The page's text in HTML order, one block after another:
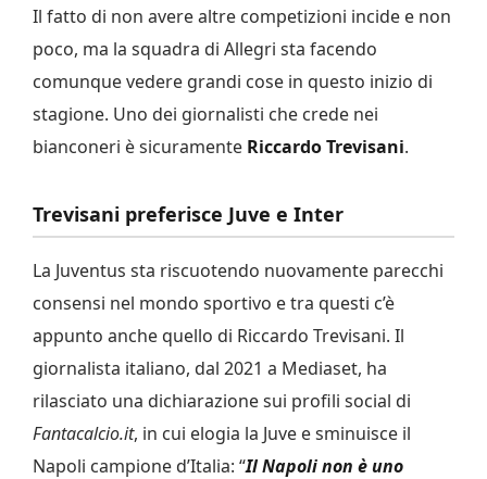
Il fatto di non avere altre competizioni incide e non
poco, ma la squadra di Allegri sta facendo
comunque vedere grandi cose in questo inizio di
stagione. Uno dei giornalisti che crede nei
bianconeri è sicuramente Riccardo Trevisani.
Trevisani preferisce Juve e Inter
La Juventus sta riscuotendo nuovamente parecchi
consensi nel mondo sportivo e tra questi c’è
appunto anche quello di Riccardo Trevisani. Il
giornalista italiano, dal 2021 a Mediaset, ha
rilasciato una dichiarazione sui profili social di
Fantacalcio.it, in cui elogia la Juve e sminuisce il
Napoli campione d’Italia: “Il Napoli non è uno